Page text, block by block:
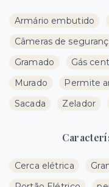
Armário embutido
Câmeras de
Gramado
Gás
Murado
Permite
Sacada
Zelador
Cerca elétrica